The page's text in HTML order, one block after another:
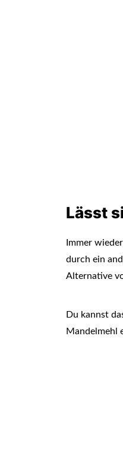
Lässt
Immer
durch ein
Alternative
Du kannst
Mandelmehl